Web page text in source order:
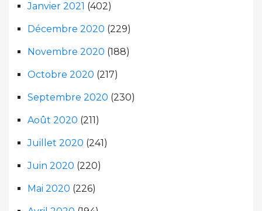
Janvier 2021 (402)
Décembre 2020 (229)
Novembre 2020 (188)
Octobre 2020 (217)
Septembre 2020 (230)
Août 2020 (211)
Juillet 2020 (241)
Juin 2020 (220)
Mai 2020 (226)